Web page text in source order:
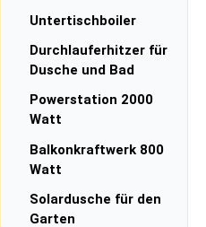
Untertischboiler
Durchlauferhitzer für
Dusche und Bad
Powerstation 2000
Watt
Balkonkraftwerk 800
Watt
Solardusche für den
Garten